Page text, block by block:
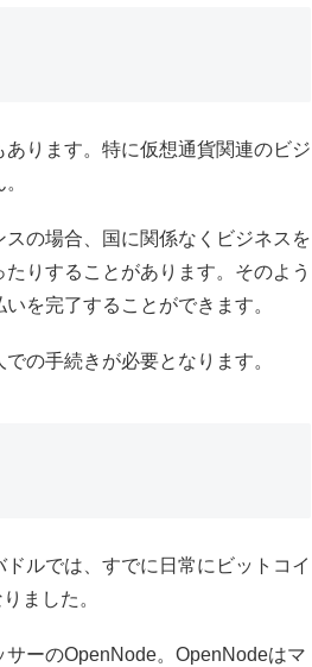
ります。特に仮想通貨関連のビジ
の場合、国に関係なくビジネスを
りすることがあります。そのよう
を完了することができます。
の手続きが必要となります。
ルでは、すでに日常にビットコイ
ました。
ーのOpenNode。OpenNodeはマ